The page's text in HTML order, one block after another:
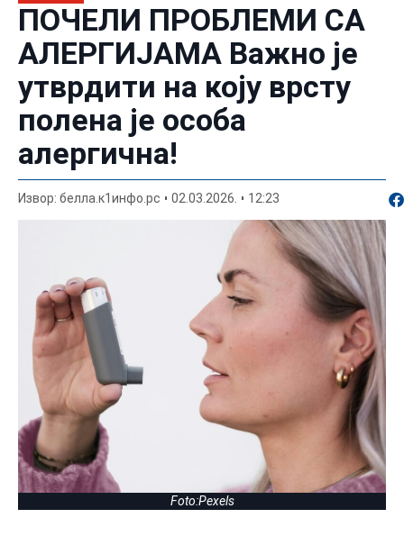
ПОЧЕЛИ ПРОБЛЕМИ СА
АЛЕРГИЈАМА Важно је
утврдити на коју врсту
полена је особа
алергична!
Извор: белла.к1инфо.рс 02.03.2026. 12:23
Foto:Pexels